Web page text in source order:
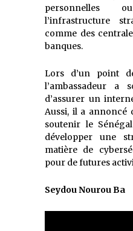
personnelles
l’infrastructure
comme des
banques.
Lors d’un point
l’ambassadeur a
d’assurer un
Aussi, il a annoncé
soutenir le
développer une
matière de
pour de futures
Seydou Nourou Ba